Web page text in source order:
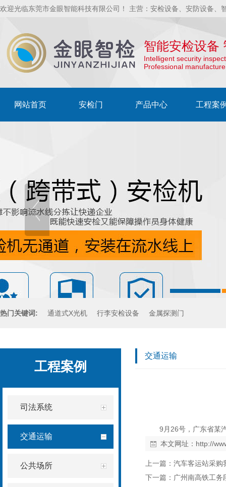
欢迎光临东莞市金眼智能科技有限公司！ 主营：安检设备、安防设备
智能安检设备
Intelligent security
Professional
网站首页 安检门 产品中心 工程案
热门关键词: 通道式X光机 行李安检设备 金属探测门
工程案例
司法系统
交通运输
公共场所
交通运输
9月26号，广东省某
本文网址： http://
上一篇： 汽车客运站采购
下一篇： 广州南高铁工务